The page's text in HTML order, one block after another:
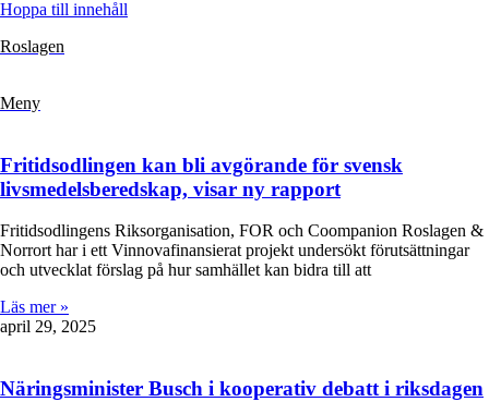
Hoppa till innehåll
Roslagen
Meny
Fritidsodlingen kan bli avgörande för svensk
livsmedelsberedskap, visar ny rapport
Fritidsodlingens Riksorganisation, FOR och Coompanion Roslagen &
Norrort har i ett Vinnovafinansierat projekt undersökt förutsättningar
och utvecklat förslag på hur samhället kan bidra till att
Läs mer »
april 29, 2025
Näringsminister Busch i kooperativ debatt i riksdagen